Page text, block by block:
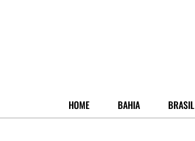
HOME BAHIA BRASIL